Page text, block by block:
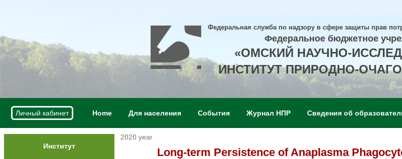
Федеральная служба по надзору в сфере защиты прав
Федеральное бюджетное
«ОМСКИЙ НАУЧНО-
ИНСТИТУТ ПРИРОДНО-
Личный кабинет Home Для населения События Журнал НПР Сведения об
Институт
2020 year
Long-term Persistence of Anaplasma